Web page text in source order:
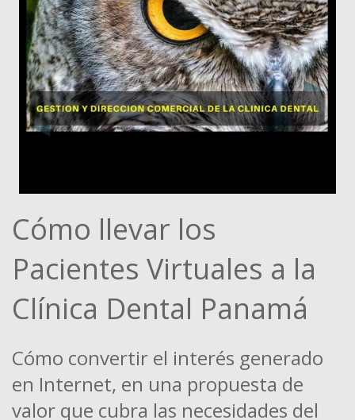
Cómo llevar los
Pacientes Virtuales a la
Clínica Dental Panamá
Cómo convertir el interés generado
en Internet, en una propuesta de
valor que cubra las necesidades del